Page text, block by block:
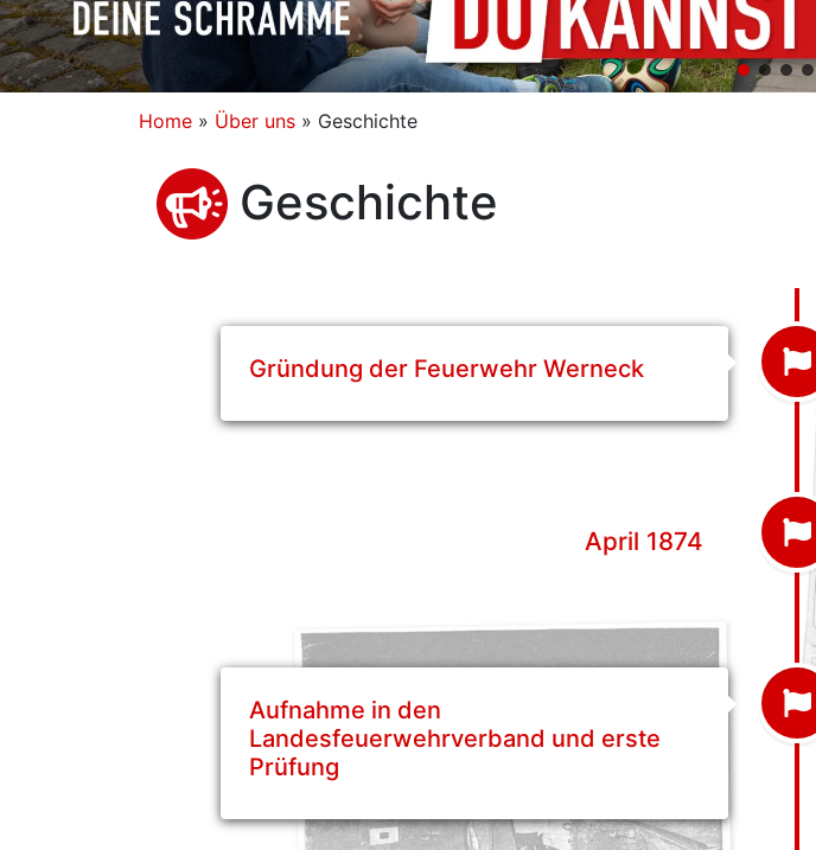
Home » Über uns » Geschichte
Geschichte
Gründung der Feuerwehr Werneck
April 1874
Aufnahme in den
Landesfeuerwehrverband und erste
Prüfung